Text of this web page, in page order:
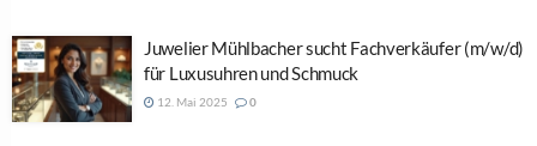
Juwelier Mühlbacher sucht Fachverkäufer (m/w/d)
für Luxusuhren und Schmuck
12. Mai 2025 0